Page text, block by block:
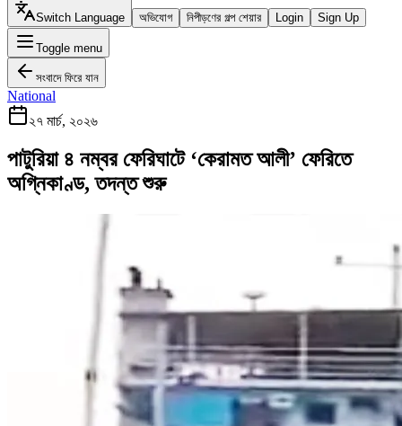
Switch Language অভিযোগ নিপীড়ণের গল্প শেয়ার Login Sign Up
Toggle menu
সংবাদে ফিরে যান
National
২৭ মার্চ, ২০২৬
পাটুরিয়া ৪ নম্বর ফেরিঘাটে ‘কেরামত আলী’ ফেরিতে
অগ্নিকাণ্ড, তদন্ত শুরু